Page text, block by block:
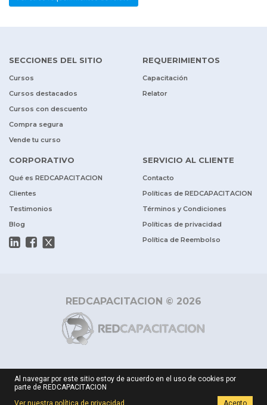
SECCIONES DEL SITIO
Cursos
Cursos destacados
Cursos con descuento
Compra segura
Vende tu curso
REQUERIMIENTOS
Capacitación
Relator
CORPORATIVO
Qué es REDCAPACITACION
Clientes
Testimonios
Blog
SERVICIO AL CLIENTE
Contacto
Políticas de REDCAPACITACION
Términos y Condiciones
Políticas de privacidad
Política de Reembolso
REDCAPACITACION © 2026
Al navegar por este sitio estoy de acuerdo en el uso de cookies por
parte de REDCAPACITACION
Ver nuestra política de privacidad
Acepto